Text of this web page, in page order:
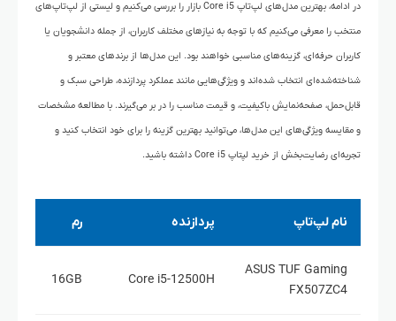
در ادامه، بهترین مدل‌های لپ‌تاپ Core i5 بازار را بررسی می‌کنیم و لیستی از لپ‌تاپ‌های
منتخب را معرفی می‌کنیم که با توجه به نیازهای مختلف کاربران، از جمله دانشجویان یا
کاربران حرفه‌ای، گزینه‌های مناسبی خواهند بود. این مدل‌ها از برندهای معتبر و
شناخته‌شده‌ای انتخاب شده‌اند و ویژگی‌هایی مانند عملکرد پردازنده، طراحی سبک و
قابل‌حمل، صفحه‌نمایش باکیفیت، و قیمت مناسب را در بر می‌گیرند. با مطالعه مشخصات
و مقایسه ویژگی‌های این مدل‌ها، می‌توانید بهترین گزینه را برای خود انتخاب کنید و
تجربه‌ای رضایت‌بخش از خرید لپتاپ Core i5 داشته باشید.
نام لپ‌تاپ پردازنده رم
ASUS TUF Gaming
FX507ZC4
Core i5-12500H
16GB